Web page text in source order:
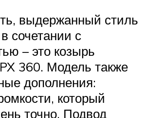
выдержанный стиль
сочетании с
– это козырь
360. Модель также
дополнения:
который
точно. Подвод